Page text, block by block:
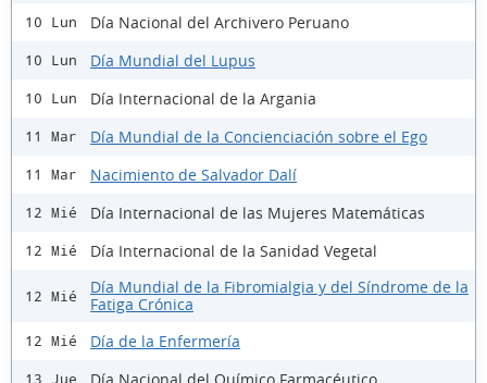
10 Lun Día Nacional del Archivero Peruano
10 Lun Día Mundial del Lupus
10 Lun Día Internacional de la Argania
11 Mar Día Mundial de la Concienciación sobre el Ego
11 Mar Nacimiento de Salvador Dalí
12 Mié Día Internacional de las Mujeres Matemáticas
12 Mié Día Internacional de la Sanidad Vegetal
12 Mié
Día Mundial de la Fibromialgia y del Síndrome de la
Fatiga Crónica
12 Mié Día de la Enfermería
13 Jue